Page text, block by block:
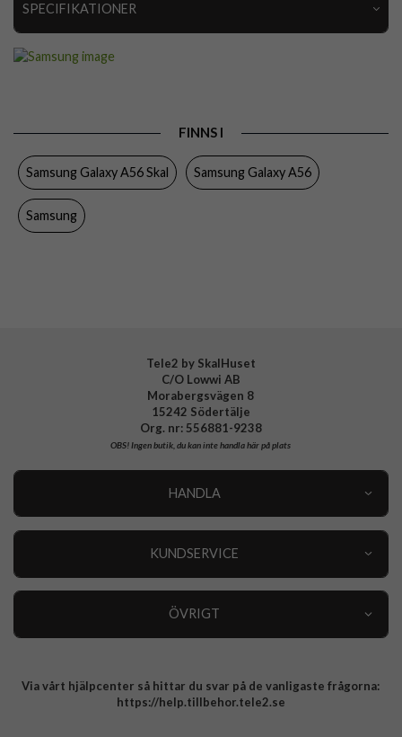
SPECIFIKATIONER
Färg
Material
Varumärke
FINNS I
Samsung Galaxy A56 Skal Samsung Galaxy A56
Samsung
Tele2 by SkalHuset
C/O Lowwi AB
Morabergsvägen 8
15242 Södertälje
Org. nr: 556881-9238
OBS!Ingen butik, du kan inte handla här på plats
HANDLA
KUNDSERVICE
ÖVRIGT
Integritetspolicy
Via vårt hjälpcenter så hittar du svar på de vanligaste frågorna:
https://help.tillbehor.tele2.se